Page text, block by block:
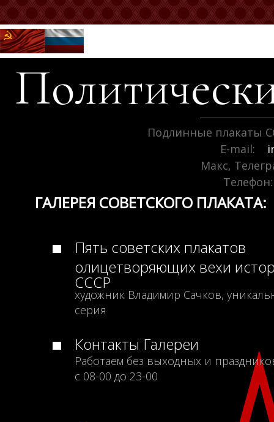
Подлинные плакаты
E-mail:
Макс,
Телефон:
ГАЛЕРЕЯ СОВЕТСКОГО ПЛАКАТА:
Пять советских плакатов
олицетворяющих вехи
СССР
художник Владимир Сачков,
серия
Контакты Галереи
Работаем без выходных и
с 08-00 до 23-00